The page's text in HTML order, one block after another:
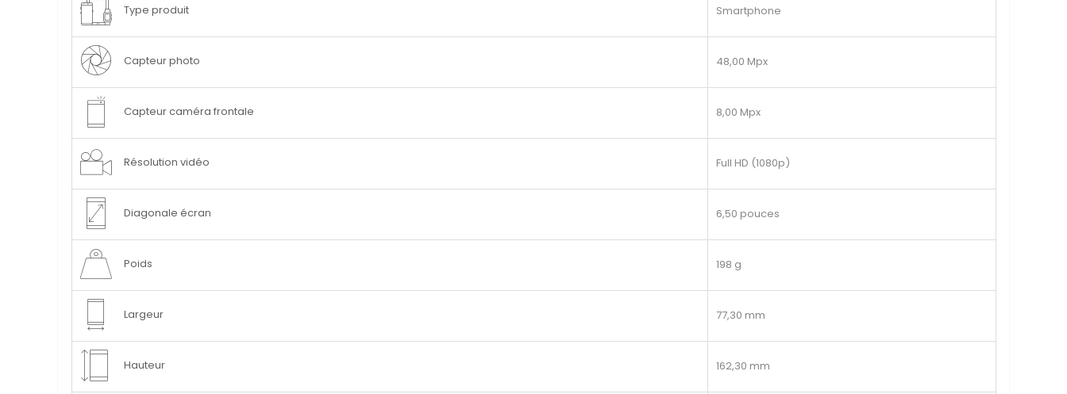
Type produit Smartphone
Capteur photo 48,00 Mpx
Capteur caméra frontale 8,00 Mpx
Résolution vidéo Full HD (1080p)
Diagonale écran 6,50 pouces
Poids 198 g
Largeur 77,30 mm
Hauteur 162,30 mm